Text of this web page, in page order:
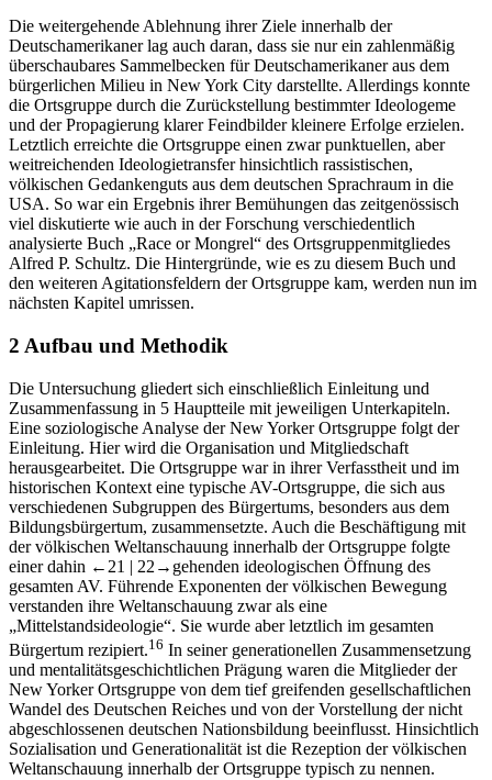
Die weitergehende Ablehnung ihrer Ziele innerhalb der
Deutschamerikaner lag auch daran, dass sie nur ein zahlenmäßig
überschaubares Sammelbecken für Deutschamerikaner aus dem
bürgerlichen Milieu in New York City darstellte. Allerdings konnte
die Ortsgruppe durch die Zurückstellung bestimmter Ideologeme
und der Propagierung klarer Feindbilder kleinere Erfolge erzielen.
Letztlich erreichte die Ortsgruppe einen zwar punktuellen, aber
weitreichenden Ideologietransfer hinsichtlich rassistischen,
völkischen Gedankenguts aus dem deutschen Sprachraum in die
USA. So war ein Ergebnis ihrer Bemühungen das zeitgenössisch
viel diskutierte wie auch in der Forschung verschiedentlich
analysierte Buch „Race or Mongrel“ des Ortsgruppenmitgliedes
Alfred P. Schultz. Die Hintergründe, wie es zu diesem Buch und
den weiteren Agitationsfeldern der Ortsgruppe kam, werden nun im
nächsten Kapitel umrissen.
2 Aufbau und Methodik
Die Untersuchung gliedert sich einschließlich Einleitung und
Zusammenfassung in 5 Hauptteile mit jeweiligen Unterkapiteln.
Eine soziologische Analyse der New Yorker Ortsgruppe folgt der
Einleitung. Hier wird die Organisation und Mitgliedschaft
herausgearbeitet. Die Ortsgruppe war in ihrer Verfasstheit und im
historischen Kontext eine typische AV-Ortsgruppe, die sich aus
verschiedenen Subgruppen des Bürgertums, besonders aus dem
Bildungsbürgertum, zusammensetzte. Auch die Beschäftigung mit
der völkischen Weltanschauung innerhalb der Ortsgruppe folgte
einer dahin ←21 | 22→gehenden ideologischen Öffnung des
gesamten AV. Führende Exponenten der völkischen Bewegung
verstanden ihre Weltanschauung zwar als eine
„Mittelstandsideologie“. Sie wurde aber letztlich im gesamten
Bürgertum rezipiert.16 In seiner generationellen Zusammensetzung
und mentalitätsgeschichtlichen Prägung waren die Mitglieder der
New Yorker Ortsgruppe von dem tief greifenden gesellschaftlichen
Wandel des Deutschen Reiches und von der Vorstellung der nicht
abgeschlossenen deutschen Nationsbildung beeinflusst. Hinsichtlich
Sozialisation und Generationalität ist die Rezeption der völkischen
Weltanschauung innerhalb der Ortsgruppe typisch zu nennen.